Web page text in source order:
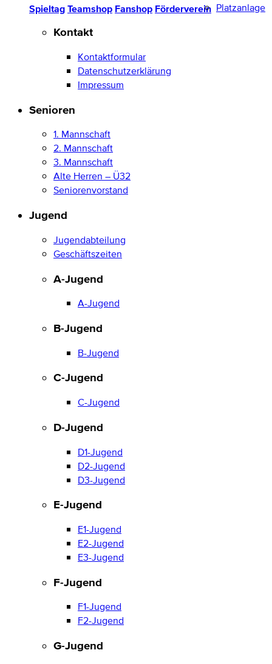
Spieltag Teamshop Fanshop Förderverein Platzanlage
Kontakt
Kontaktformular
Datenschutzerklärung
Impressum
Senioren
1. Mannschaft
2. Mannschaft
3. Mannschaft
Alte Herren – Ü32
Seniorenvorstand
Jugend
Jugendabteilung
Geschäftszeiten
A-Jugend
A-Jugend
B-Jugend
B-Jugend
C-Jugend
C-Jugend
D-Jugend
D1-Jugend
D2-Jugend
D3-Jugend
E-Jugend
E1-Jugend
E2-Jugend
E3-Jugend
F-Jugend
F1-Jugend
F2-Jugend
G-Jugend